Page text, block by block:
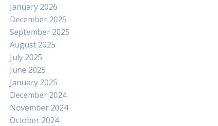
January 2026
December 2025
September 2025
August 2025
July 2025
June 2025
January 2025
December 2024
November 2024
October 2024